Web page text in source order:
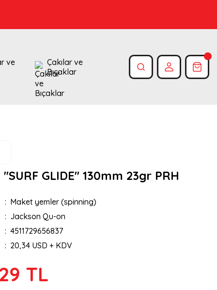
ve
Çakılar ve
Bıçaklar
GLIDE'' 130mm 23gr PRH
Maket yemler (spinning)
Jackson Qu-on
4511729656837
20,34 USD + KDV
TL